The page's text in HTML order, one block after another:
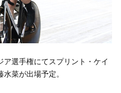
選手権にてスプリント・ケイ
菜が出場予定。